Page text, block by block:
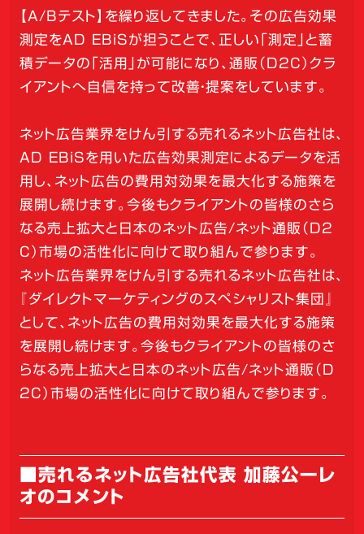
【A/Bテスト】を繰り返してきました。その広告効果
測定をAD EBiSが担うことで、正しい「測定」と蓄
積データの「活用」が可能になり、通販（D2C）クラ
イアントへ自信を持って改善・提案をしています。
ネット広告業界をけん引する売れるネット広告社は、
AD EBiSを用いた広告効果測定によるデータを活
用し、ネット広告の費用対効果を最大化する施策を
展開し続けます。今後もクライアントの皆様のさら
なる売上拡大と日本のネット広告/ネット通販（D2
C）市場の活性化に向けて取り組んで参ります。
ネット広告業界をけん引する売れるネット広告社は、
『ダイレクトマーケティングのスペシャリスト集団』
として、ネット広告の費用対効果を最大化する施策
を展開し続けます。今後もクライアントの皆様のさ
らなる売上拡大と日本のネット広告/ネット通販（D
2C）市場の活性化に向けて取り組んで参ります。
■売れるネット広告社代表 加藤公一レ
オのコメント